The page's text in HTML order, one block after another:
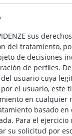
sus
del tratamiento,
de decisiones
de perfiles.
usuario cuya
el usuario, este
en cualquier
basado en
Para el ejercicio
su solicitud por